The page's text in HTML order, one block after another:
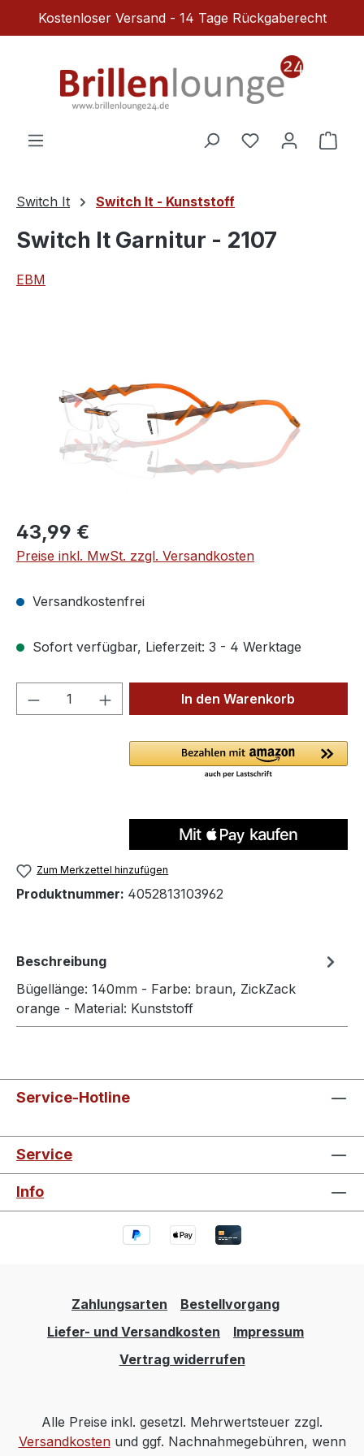
Zum Hauptinhalt springen
Kostenloser Versand - 14 Tage Rückgaberecht
Du hast 0
Switch It Switch It - Kunststoff
Switch It Garnitur - 2107
EBM
Regulärer Preis:
43,99 €
Preise inkl. MwSt. zzgl. Versandkosten
Versandkostenfrei
Sofort verfügbar, Lieferzeit: 3 - 4 Werktage
Produkt Anzahl: Gib denIn den Warenkorb
Zum Merkzettel hinzufügen
Produktnummer: 4052813103962
Beschreibung
Bügellänge: 140mm - Farbe: braun, ZickZack
orange - Material: Kunststoff
Service-Hotline
Service
Info
Zahlungsarten
Bestellvorgang
Liefer- und Versandkosten
Impressum
Vertrag widerrufen
Alle Preise inkl. gesetzl. Mehrwertsteuer zzgl.
Versandkostenund ggf. Nachnahmegebühren, wenn